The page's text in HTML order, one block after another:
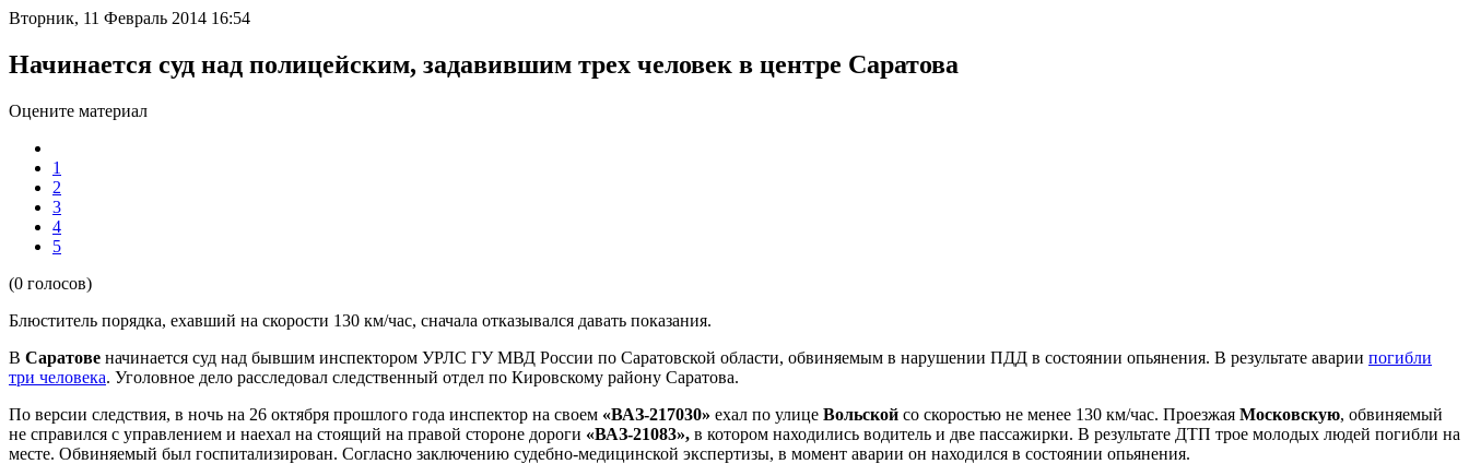
Вторник, 11 Февраль 2014 16:54
Начинается суд над полицейским, задавившим трех человек в центре Саратова
Оцените материал
1
2
3
4
5
(0 голосов)
Блюститель порядка, ехавший на скорости 130 км/час, сначала отказывался давать показания.
В Саратове начинается суд над бывшим инспектором УРЛС ГУ МВД России по Саратовской области, обвиняемым в нарушении ПДД в состоянии опьянения. В результате аварии погибли
три человека. Уголовное дело расследовал следственный отдел по Кировскому району Саратова.
По версии следствия, в ночь на 26 октября прошлого года инспектор на своем «ВАЗ-217030» ехал по улице Вольской со скоростью не менее 130 км/час. Проезжая Московскую, обвиняемый
не справился с управлением и наехал на стоящий на правой стороне дороги «ВАЗ-21083», в котором находились водитель и две пассажирки. В результате ДТП трое молодых людей погибли на
месте. Обвиняемый был госпитализирован. Согласно заключению судебно-медицинской экспертизы, в момент аварии он находился в состоянии опьянения.